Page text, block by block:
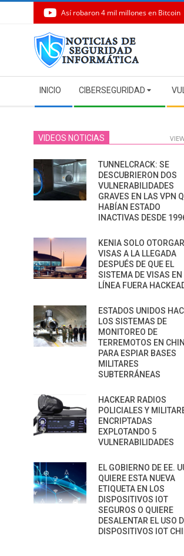
Así robaron 4 mil millones en Bitcoin
Navigation
Menu
INICIO CIBERSEGURIDAD
VIDEOS NOTICIAS
TUNNELCRACK: SE
DESCUBRIERON DOS
VULNERABILIDADES
GRAVES EN LAS VPN
HABÍAN ESTADO
INACTIVAS DESDE
KENIA SOLO
VISAS A LA LLEGADA
DESPUÉS DE QUE EL
SISTEMA DE VISAS EN
LÍNEA FUERA
ESTADOS UNIDOS
LOS SISTEMAS DE
MONITOREO DE
TERREMOTOS EN
PARA ESPIAR BASES
MILITARES
SUBTERRÁNEAS
HACKEAR RADIOS
POLICIALES Y
ENCRIPTADAS
EXPLOTANDO 5
VULNERABILIDADES
EL GOBIERNO DE EE.
QUIERE ESTA NUEVA
ETIQUETA EN LOS
DISPOSITIVOS IOT
SEGUROS O QUIERE
DESALENTAR EL USO
DISPOSITIVOS IOT